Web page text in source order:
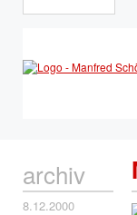
archiv
8.12.2000